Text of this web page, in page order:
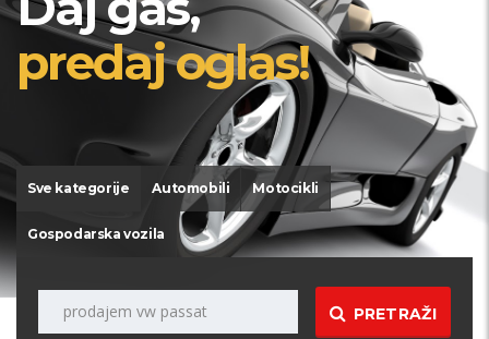
predaj oglas!
Sve kategorije Automobili Motocikli
Gospodarska vozila
PRETRAŽI